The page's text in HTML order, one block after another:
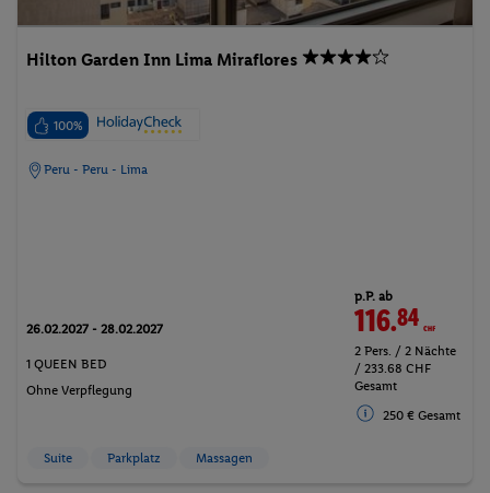
Hilton Garden Inn Lima Miraflores
100%
Peru - Peru - Lima
26.02.2027 - 28.02.2027
1 QUEEN BED
Ohne Verpflegung
p.P. ab
116.84CHF
2 Pers. / 2 Nächte
/ 233.68 CHF
Gesamt
250 € Gesamt
Suite Parkplatz Massagen